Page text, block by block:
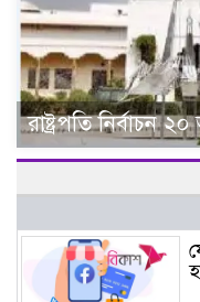
রাষ্ট্রপতি